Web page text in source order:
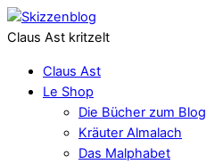
Claus Ast kritzelt
Claus Ast
Le Shop
Die Bücher zum Blog
Kräuter Almalach
Das Malphabet